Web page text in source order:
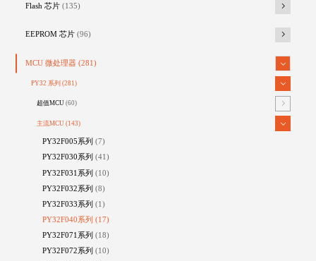
Flash 芯片 (135)
EEPROM 芯片 (96)
MCU 微处理器 (281)
PY32 系列(281)
超值MCU(60)
主流MCU(143)
PY32F005系列(7)
PY32F030系列(41)
PY32F031系列(10)
PY32F032系列(8)
PY32F033系列(1)
PY32F040系列(17)
PY32F071系列(18)
PY32F072系列(10)